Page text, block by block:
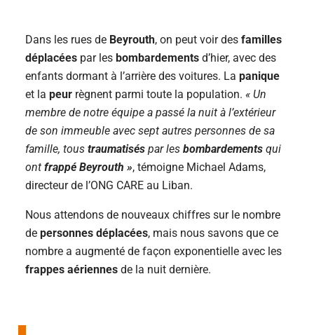
Dans les rues de Beyrouth, on peut voir des familles
déplacées par les bombardements d’hier, avec des
enfants dormant à l’arrière des voitures. La panique
et la peur règnent parmi toute la population. « Un
membre de notre équipe a passé la nuit à l’extérieur
de son immeuble avec sept autres personnes de sa
famille, tous traumatisés par les bombardements qui
ont frappé Beyrouth », témoigne Michael Adams,
directeur de l’ONG CARE au Liban.
Nous attendons de nouveaux chiffres sur le nombre
de personnes déplacées, mais nous savons que ce
nombre a augmenté de façon exponentielle avec les
frappes aériennes de la nuit dernière.